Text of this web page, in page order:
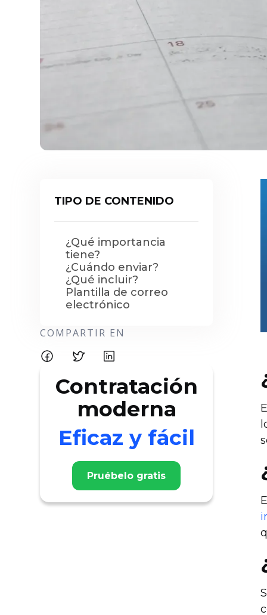
TIPO DE CONTENIDO
¿Qué importancia
tiene?
¿Cuándo enviar?
¿Qué incluir?
Plantilla de correo
electrónico
COMPARTIR EN
Contratación
moderna
Eficaz y fácil
Pruébelo gratis